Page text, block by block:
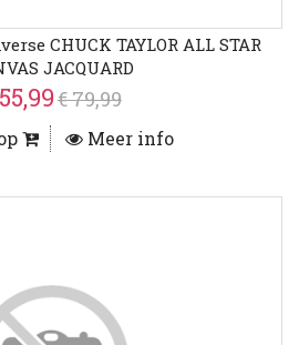
CHUCK TAYLOR ALL STAR
JACQUARD
€ 79,99
Meer info